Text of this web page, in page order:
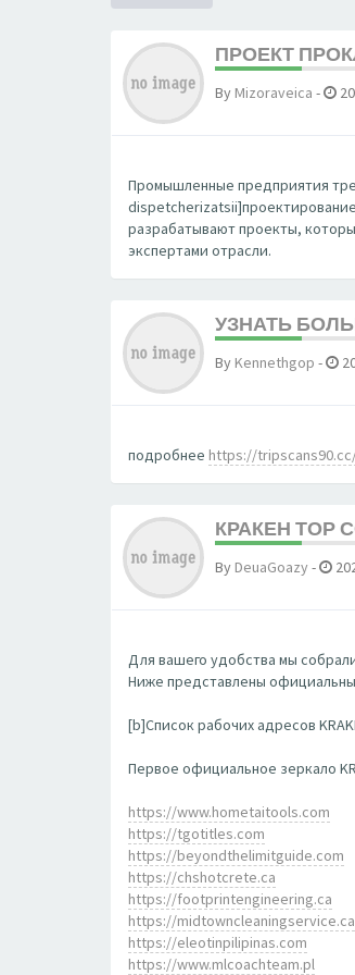
ПРОЕКТ
By Mizoraveica -
Промышленные предприятия
разрабатывают проекты,
экспертами отрасли.
УЗНАТЬ
By Kennethgop -
подробнее https://
КРАКЕН ТОР
By DeuaGoazy-
Для вашего удобства мы
Ниже представлены
[b]Список рабочих адресов
Первое официальное зеркало
https://www.hometaitools.com
https://tgotitles.com
https://beyondthelimitguide.com
https://chshotcrete.ca
https://footprintengineering.ca
https://midtowncleaningservice.ca
https://eleotinpilipinas.com
https://www.mlcoachteam.pl